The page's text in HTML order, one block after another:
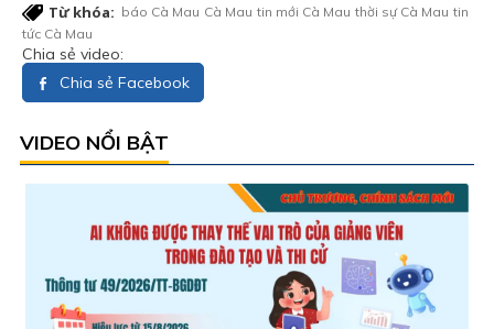
Từ khóa: báo Cà Mau Cà Mau tin mới Cà Mau thời sự Cà Mau tin
tức Cà Mau
Chia sẻ video:
Chia sẻ Facebook
VIDEO NỔI BẬT